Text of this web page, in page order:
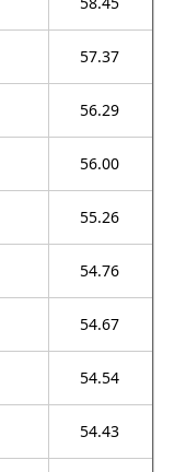
57.37
56.29
56.00
55.26
54.76
54.67
54.54
54.43